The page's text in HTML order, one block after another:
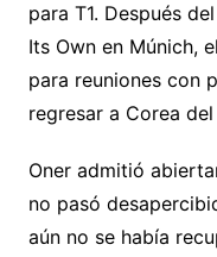
para T1. Después
Its Own en Múnich,
para reuniones con
regresar a Corea
Oner admitió
no pasó
aún no se había